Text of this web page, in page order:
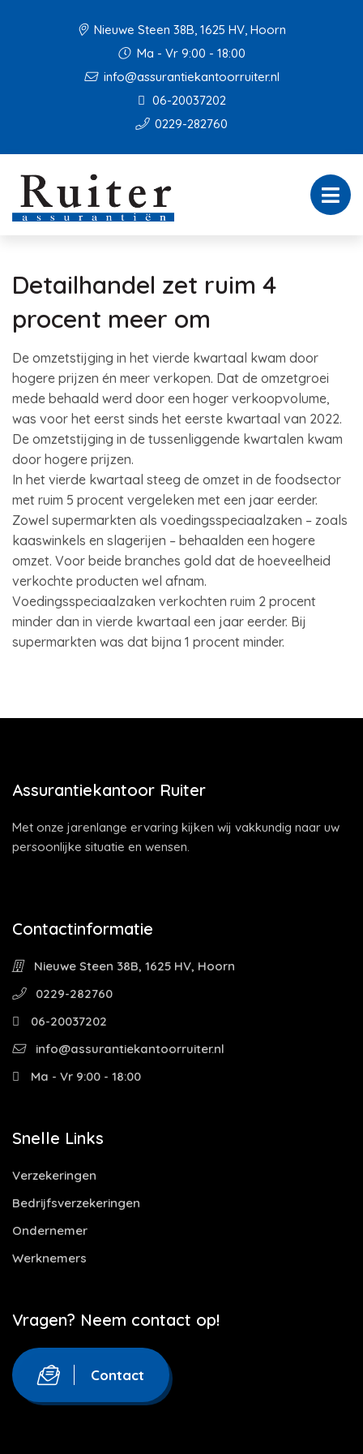
Nieuwe Steen 38B, 1625 HV, Hoorn
Ma - Vr 9:00 - 18:00
info@assurantiekantoorruiter.nl
06-20037202
0229-282760
Detailhandel zet ruim 4
procent meer om
De omzetstijging in het vierde kwartaal kwam door
hogere prijzen én meer verkopen. Dat de omzetgroei
mede behaald werd door een hoger verkoopvolume,
was voor het eerst sinds het eerste kwartaal van 2022.
De omzetstijging in de tussenliggende kwartalen kwam
door hogere prijzen.
In het vierde kwartaal steeg de omzet in de foodsector
met ruim 5 procent vergeleken met een jaar eerder.
Zowel supermarkten als voedingsspeciaalzaken – zoals
kaaswinkels en slagerijen – behaalden een hogere
omzet. Voor beide branches gold dat de hoeveelheid
verkochte producten wel afnam.
Voedingsspeciaalzaken verkochten ruim 2 procent
minder dan in vierde kwartaal een jaar eerder. Bij
supermarkten was dat bijna 1 procent minder.
Assurantiekantoor Ruiter
Met onze jarenlange ervaring kijken wij vakkundig naar uw
persoonlijke situatie en wensen.
Contactinformatie
Nieuwe Steen 38B, 1625 HV, Hoorn
0229-282760
06-20037202
info@assurantiekantoorruiter.nl
Ma - Vr 9:00 - 18:00
Snelle Links
Verzekeringen
Bedrijfsverzekeringen
Ondernemer
Werknemers
Vragen? Neem contact op!
Contact